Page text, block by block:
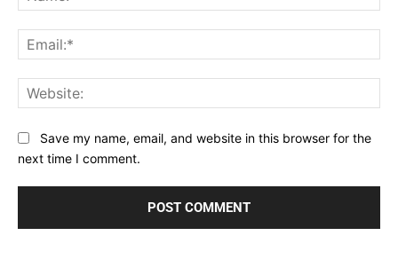
Save my name, email, and website in this browser for the
next time I comment.